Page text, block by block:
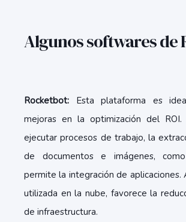
Algunos softwares de
Rocketbot: Esta plataforma es
mejoras en la optimización del
ejecutar procesos de trabajo, la
de documentos e imágenes,
permite la integración de aplicaciones.
utilizada en la nube, favorece la
de infraestructura.